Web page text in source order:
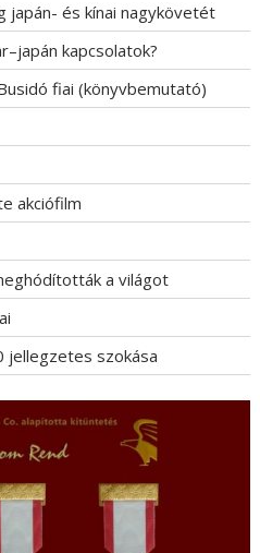
japán- és kínai nagykövetét
kapcsolatok?
fiai (könyvbemutató)
akciófilm
a világot
jellegzetes szokása